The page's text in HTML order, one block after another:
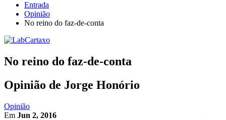
Entrada
Opinião
No reino do faz-de-conta
No reino do faz-de-conta
Opinião de Jorge Honório
Opinião
Em Jun 2, 2016